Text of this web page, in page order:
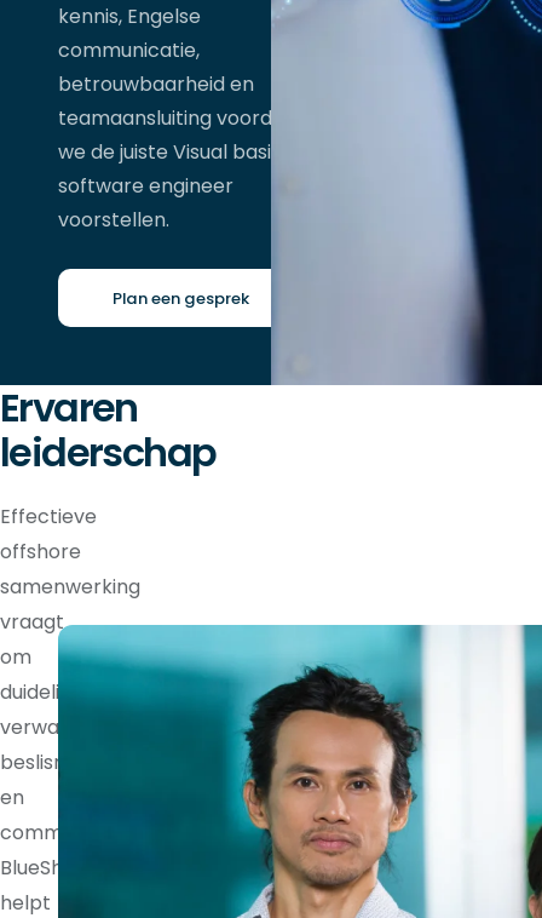
kennis, Engelse
communicatie,
betrouwbaarheid en
teamaansluiting voordat
we de juiste Visual basic
software engineer
voorstellen.
Plan een gesprek
Ervaren
leiderschap
Effectieve
offshore
samenwerking
vraagt
om
duidelijke
verwachtingen,
beslisrechten
en
communicatieritmes.
BlueShores
helpt